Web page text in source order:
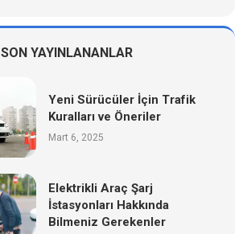
SON YAYINLANANLAR
Yeni Sürücüler İçin Trafik
Kuralları ve Öneriler
Mart 6, 2025
Elektrikli Araç Şarj
İstasyonları Hakkında
Bilmeniz Gerekenler